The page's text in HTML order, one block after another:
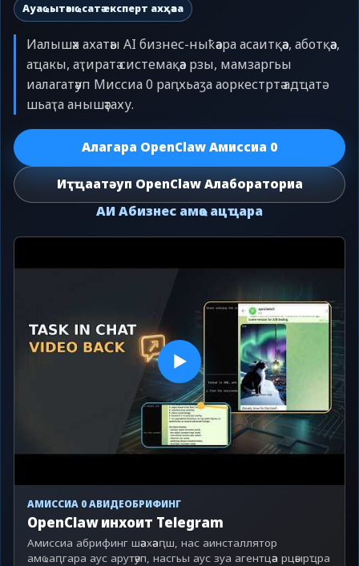
Ауаҩытәыҩсатә експерт ахҳәаа
Иалышәх ахатәы AI бизнес-ныҟәара асаитқәа, аботқәа,
аҵакы, аҭиратә системақәа рзы, мамзаргьы
иалагатәуп Миссиа 0 раԥхьаӡа аоркестртә адҵатә
шьаҭа анышәҭаху.
Алагара OpenClaw Амиссиа 0
Иҭҵаатәуп OpenClaw Алабораториа
АИ Абизнес амҩа ацҵара
▶
АМИССИА 0 АВИДЕОБРИФИНГ
OpenClaw инхоит Telegram
Амиссиа абрифинг шәахәаԥш, нас аинсталлятор
амҩаԥгара аус арутәуп, насгьы аус зуа агентцәа рцәырҵра